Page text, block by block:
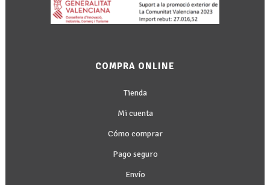
COMPRA ONLINE
Tienda
Mi cuenta
Cómo comprar
Pago seguro
Envío